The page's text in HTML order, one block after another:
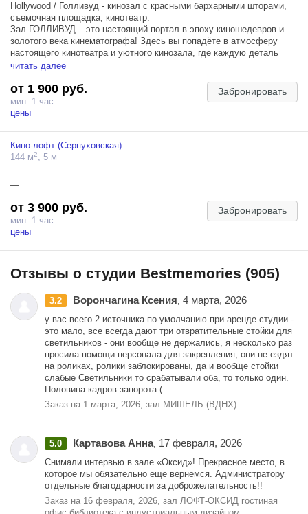
Hollywood / Голливуд - кинозал с красными бархарными шторами,
съемочная площадка, кинотеатр.
Зал ГОЛЛИВУД – это настоящий портал в эпоху киношедевров и
золотого века кинематографа! Здесь вы попадёте в атмосферу
настоящего кинотеатра и уютного кинозала, где каждую деталь
пронизывает магия искусства. Роскошные красные бархатные
элементы в стиле Hollywood и винтажная старинная кинокамера
создают уникальный антураж съемочной площадки. Здесь есть и
старые осветительные приборы, и старинный гримерный стол,
стиле Гэтсби (Gatsby).
В полумраке, где рождается идеальный драматичный свет, вы
главную кинонаграду года!
Почувствуйте себя звездой большого кино в легендарном зале в
стиле Hollywood и снимайте свои истории в стиле лучших шедевров
мирового кино!
читать далее
от 1 900 руб.
мин. 1 час
цены
Забронировать
Кино-лофт (Серпуховская)
144 м2, 5 м
—
от 3 900 руб.
мин. 1 час
цены
Забронировать
Отзывы о студии Bestmemories (905)
3.2 Ворончагина Ксения, 4 марта, 2026
у вас всего 2 источника по-умолчанию при аренде студии -
это мало, все всегда дают три отвратительные стойки для
светильников - они вообще не держались, я несколько раз
просила помощи персонала для закрепления, они не ездят
на роликах, ролики заблокированы, да и вообще стойки
слабые Светильники то срабатывали оба, то только один.
Половина кадров запорота (
Заказ на 1 марта, 2026, зал МИШЕЛЬ (ВДНХ)
5.0 Картавова Анна, 17 февраля, 2026
Снимали интервью в зале «Оксид»! Прекрасное место, в
которое мы обязательно еще вернемся. Администратору
отдельные благодарности за доброжелательность!!
Заказ на 16 февраля, 2026, зал ЛОФТ-ОКСИД гостиная